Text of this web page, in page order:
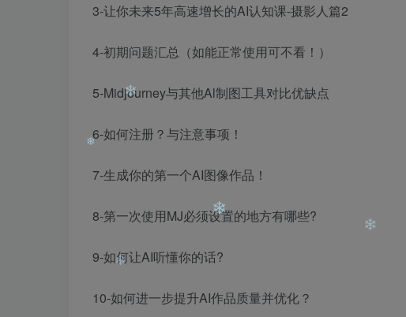
3-让你未来5年高速增长的AI认知课-摄影人篇2
4-初期问题汇总（如能正常使用可不看！）
5-Midjourney与其他Al制图工具对比优缺点
6-如何注册？与注意事项！
7-生成你的第一个AI图像作品！
8-第一次使用MJ必须设置的地方有哪些?
9-如何让AI听懂你的话?
10-如何进一步提升AI作品质量并优化？
❄
❄
❄
❄
❄